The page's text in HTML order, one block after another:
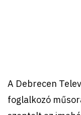
A Debrecen
foglalkozó